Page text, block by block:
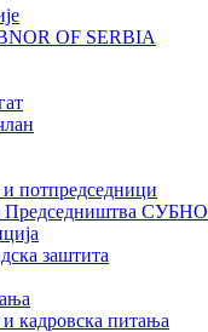
OF SERBIA
потпредседници
Председништва
заштита
кадровска питања